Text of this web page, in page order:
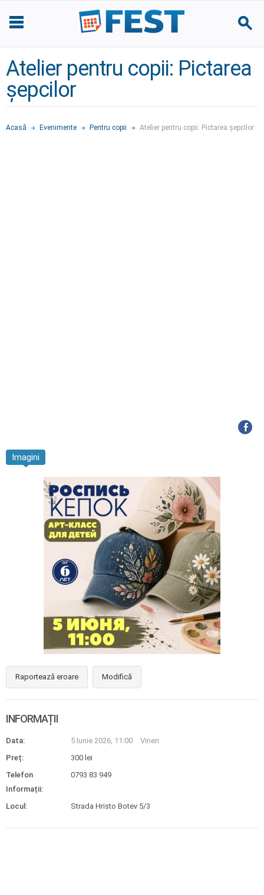
Atelier pentru copii: Pictarea
șepcilor
Acasă Evenimente Pentru copii Atelier pentru copii: Pictarea șepcilor
Imagini
Raportează eroare Modifică
INFORMAȚII
Data: 5 Iunie 2026, 11:00
Vineri
Preț:
300 lei
Telefon
Informații:
0793 83 949
Locul: Strada Hristo Botev 5/3